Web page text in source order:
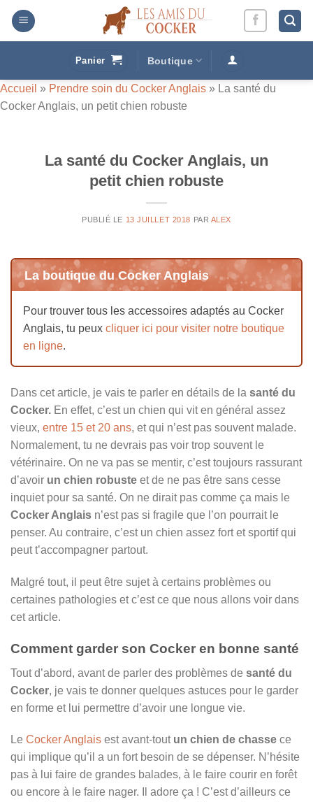
Passer
contenu
Panier Boutique
Accueil » Prendre soin du Cocker Anglais » La santé du
Cocker Anglais, un petit chien robuste
La santé du Cocker Anglais, un
petit chien robuste
PUBLIÉ LE 13 JUILLET 2018 PAR ALEX
La boutique du Cocker Anglais
Pour trouver tous les accessoires adaptés au Cocker
Anglais, tu peux cliquer ici pour visiter notre boutique
en ligne.
Dans cet article, je vais te parler en détails de la santé du
Cocker. En effet, c’est un chien qui vit en général assez
vieux, entre 15 et 20 ans, et qui n’est pas souvent malade.
Normalement, tu ne devrais pas voir trop souvent le
vétérinaire. On ne va pas se mentir, c’est toujours rassurant
d’avoir un chien robuste et de ne pas être sans cesse
inquiet pour sa santé. On ne dirait pas comme ça mais le
Cocker Anglais n’est pas si fragile que l’on pourrait le
penser. Au contraire, c’est un chien assez fort et sportif qui
peut t’accompagner partout.
Malgré tout, il peut être sujet à certains problèmes ou
certaines pathologies et c’est ce que nous allons voir dans
cet article.
Comment garder son Cocker en bonne santé
Tout d’abord, avant de parler des problèmes de santé du
Cocker, je vais te donner quelques astuces pour le garder
en forme et lui permettre d’avoir une longue vie.
Le Cocker Anglais est avant-tout un chien de chasse ce
qui implique qu’il a un fort besoin de se dépenser. N’hésite
pas à lui faire de grandes balades, à le faire courir en forêt
ou encore à le faire nager. Il adore ça ! C’est d’ailleurs ce